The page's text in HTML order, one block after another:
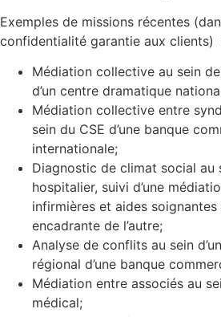
Exemples de missions récentes
confidentialité garantie aux clients)
Médiation collective au sein
d’un centre dramatique
Médiation collective entre
sein du CSE d’une banque
internationale;
Diagnostic de climat social au
hospitalier, suivi d’une
infirmières et aides soignantes
encadrante de l’autre;
Analyse de conflits au sein
régional d’une banque
Médiation entre associés au
médical;